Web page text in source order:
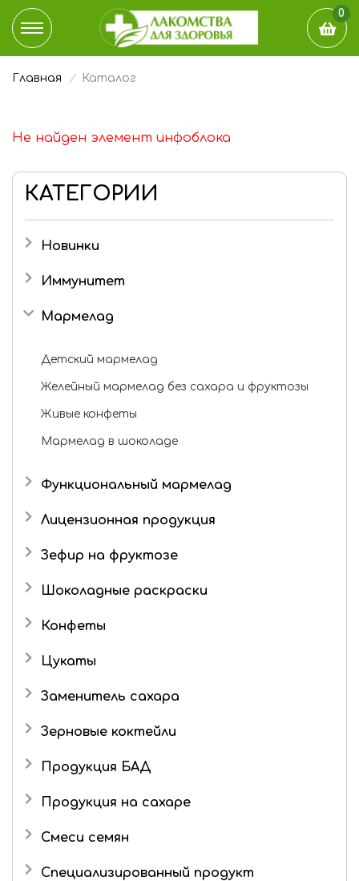
0
КАТАЛОГ
ДОСТАВКА И ОПЛАТА
НАШ БЛОГ
Личный
Мои желания: 1
товаров
Главная Каталог
КАТЕГОРИИ
Новинки
Иммунитет
Мармелад
Детский мармелад
Желейный мармелад без сахара и фруктозы
Живые конфеты
Мармелад в шоколаде
Функциональный мармелад
Лицензионная продукция
Три кота
Зефир на фруктозе
Шоколадные раскраски
Конфеты
Подарочные наборы
Цукаты
Имбирь в сахаре
Заменитель сахара
Зерновые коктейли
Продукция БАД
Продукция на сахаре
Драже
Смеси семян
Специализированный продукт
Не найден элемент инфоблока